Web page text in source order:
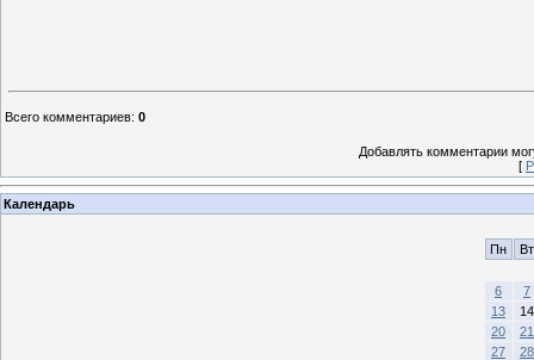
Всего комментариев: 0
Добавлять комментарии
[
Календарь
Пн Вт
6
7
13
14
20
21
27
28